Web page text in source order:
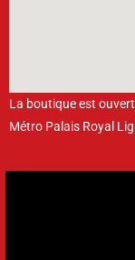
La boutique est
Métro Palais Royal